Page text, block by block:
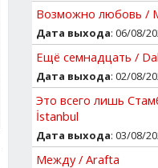
Возможно любовь /
Дата выхода: 06/08/
Ещё семнадцать /
Дата выхода: 02/08/
Это всего лишь
İstanbul
Дата выхода: 03/08/
Между / Arafta